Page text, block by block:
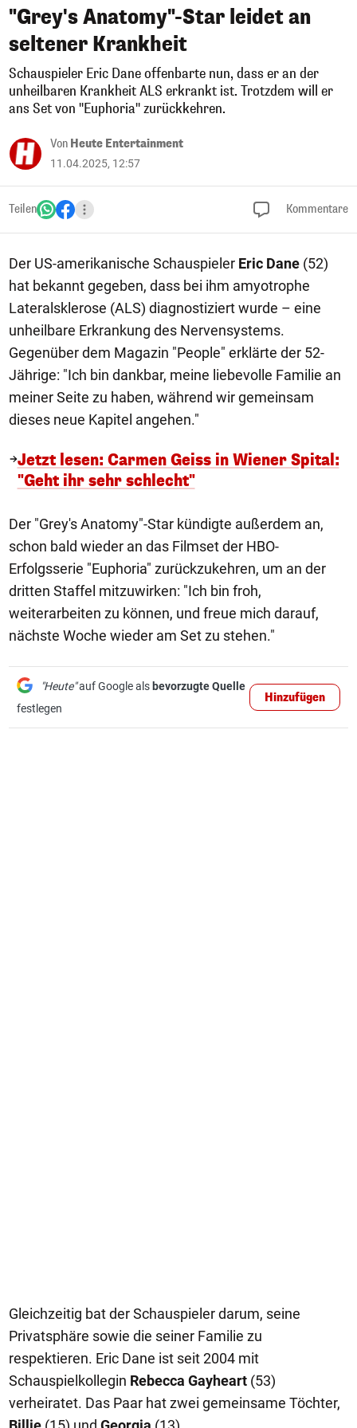
"Grey's Anatomy"-Star leidet an
seltener Krankheit
Schauspieler Eric Dane offenbarte nun, dass er an der
unheilbaren Krankheit ALS erkrankt ist. Trotzdem will er
ans Set von "Euphoria" zurückkehren.
Von Heute Entertainment
11.04.2025, 12:57
Teilen Kommentare
Der US-amerikanische Schauspieler Eric Dane (52)
hat bekannt gegeben, dass bei ihm amyotrophe
Lateralsklerose (ALS) diagnostiziert wurde – eine
unheilbare Erkrankung des Nervensystems.
Gegenüber dem Magazin "People" erklärte der 52-
Jährige: "Ich bin dankbar, meine liebevolle Familie an
meiner Seite zu haben, während wir gemeinsam
dieses neue Kapitel angehen."
Jetzt lesen: Carmen Geiss in Wiener Spital:
"Geht ihr sehr schlecht"
Der "Grey's Anatomy"-Star kündigte außerdem an,
schon bald wieder an das Filmset der HBO-
Erfolgsserie "Euphoria" zurückzukehren, um an der
dritten Staffel mitzuwirken: "Ich bin froh,
weiterarbeiten zu können, und freue mich darauf,
nächste Woche wieder am Set zu stehen."
"Heute"auf Google als bevorzugte Quelle
festlegen
Hinzufügen
Gleichzeitig bat der Schauspieler darum, seine
Privatsphäre sowie die seiner Familie zu
respektieren. Eric Dane ist seit 2004 mit
Schauspielkollegin Rebecca Gayheart (53)
verheiratet. Das Paar hat zwei gemeinsame Töchter,